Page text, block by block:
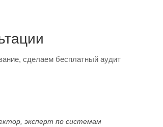
сделаем бесплатный аудит
эксперт по системам